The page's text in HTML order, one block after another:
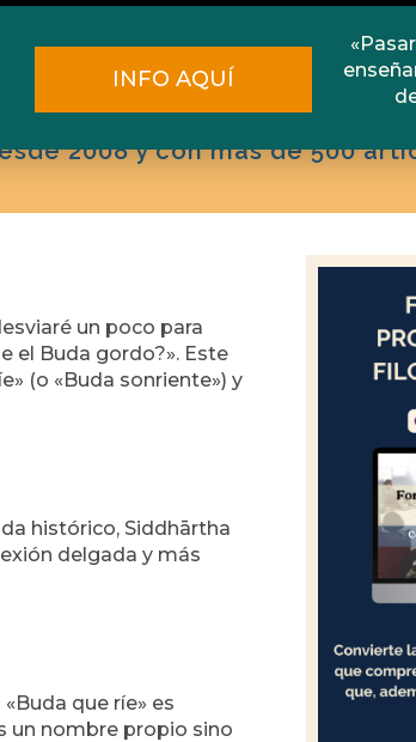
2008 y con más de 500
un poco para
el Buda gordo?». Este
(o «Buda sonriente») y
histórico, Siddhārtha
delgada y más
que ríe» es
un nombre propio sino
INFO AQUÍ